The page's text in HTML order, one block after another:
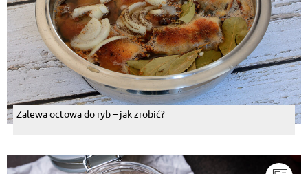
Zalewa octowa do ryb – jak zrobić?